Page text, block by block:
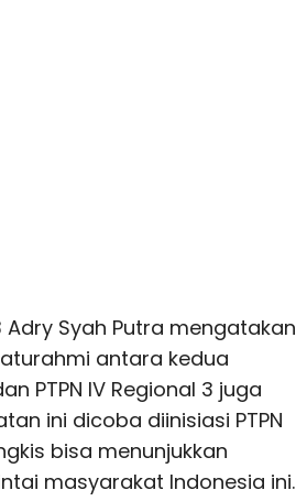
Adry Syah Putra mengatakan
antara kedua
PTPN IV Regional 3 juga
ini dicoba diinisiasi PTPN
bisa menunjukkan
masyarakat Indonesia ini.